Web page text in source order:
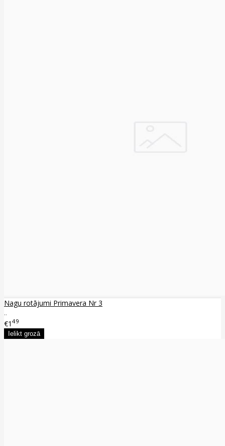
Nagu rotājumi Primavera Nr 3
..
€1 49